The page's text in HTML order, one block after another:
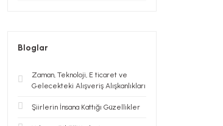
Bloglar
Zaman, Teknoloji, E ticaret ve
Gelecekteki Alışveriş Alışkanlıkları
Şiirlerin İnsana Kattığı Güzellikler